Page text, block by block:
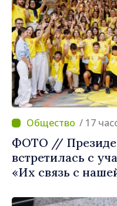
/ 17
ФОТО //
встретилась с
«Их связь с